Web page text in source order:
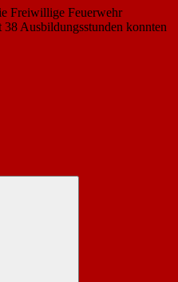
Freiwillige Feuerwehr
38 Ausbildungsstunden konnten